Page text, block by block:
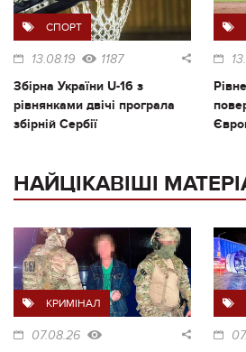
СПОРТ
13.08.19 1187
Збірна України U-16 з
рівнянками двічі програла
збірній Сербії
НАЙЦІКАВІШІ
КРИМІНАЛ
07.08.26